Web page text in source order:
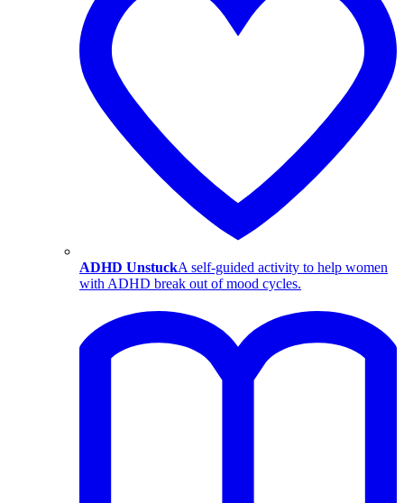
ADHD UnstuckA self-guided activity to help women
with ADHD break out of mood cycles.